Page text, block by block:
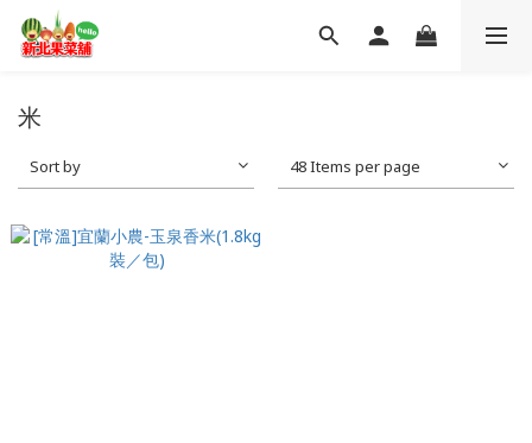
米
Sort by 48 Items per page